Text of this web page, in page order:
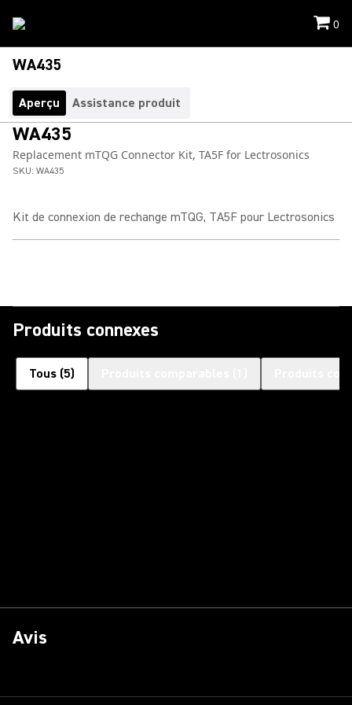
0
WA435
Aperçu Assistance produit
WA435
Replacement mTQG Connector Kit, TA5F for Lectrosonics
SKU: WA435
Kit de connexion de rechange mTQG, TA5F pour Lectrosonics
Produits connexes
Tous (5)
Avis